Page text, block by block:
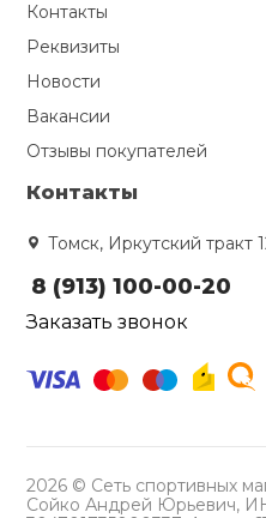
Контакты
Реквизиты
Новости
Вакансии
Отзывы покупателей
Контакты
Томск, Иркутский тракт
8 (913) 100-00-20
Заказать звонок
2026 © Сеть спортивных
Сойко Андрей Юрьевич,